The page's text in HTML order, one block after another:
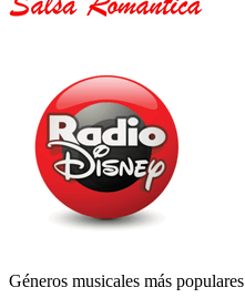
Géneros musicales más populares